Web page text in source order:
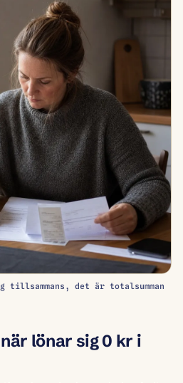
tillsammans, det är totalsumman
lönar sig 0 kr i